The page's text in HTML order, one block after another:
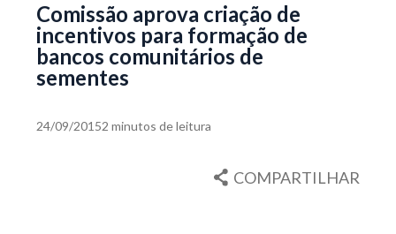
Comissão aprova criação de
incentivos para formação de
bancos comunitários de
sementes
24/09/20152 minutos de leitura
COMPARTILHAR